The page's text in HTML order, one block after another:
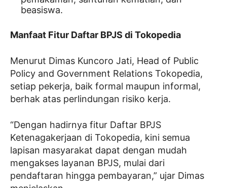
beasiswa.
Manfaat Fitur Daftar BPJS di Tokopedia
Menurut Dimas Kuncoro Jati, Head of Public
Policy and Government Relations Tokopedia,
setiap pekerja, baik formal maupun informal,
berhak atas perlindungan risiko kerja.
“Dengan hadirnya fitur Daftar BPJS
Ketenagakerjaan di Tokopedia, kini semua
lapisan masyarakat dapat dengan mudah
mengakses layanan BPJS, mulai dari
pendaftaran hingga pembayaran,” ujar Dimas